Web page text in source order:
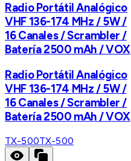
Radio Portátil Analógico
VHF 136-174 MHz / 5W /
16 Canales / Scrambler /
Batería 2500 mAh / VOX
Radio Portátil Analógico
VHF 136-174 MHz / 5W /
16 Canales / Scrambler /
Batería 2500 mAh / VOX
TX-500TX-500